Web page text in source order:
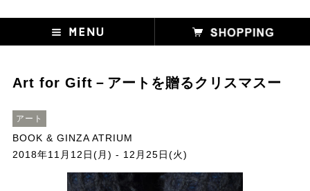
Art for Gift－アートを贈るクリスマスー
アート
BOOK & GINZA ATRIUM
2018年11月12日(月) - 12月25日(火)